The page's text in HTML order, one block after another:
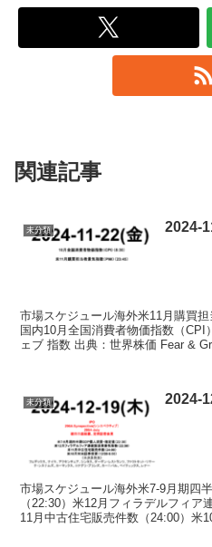
関連記事
未分類 2024-
市場スケジュール海外米11月購買
国内10月全国消費者物価指数（CPI
ェブ 指数 出典：世界株価 Fear &
未分類 2024-
市場スケジュール海外米7-9月期四
（22:30）米12月フィラデルフィ
11月中古住宅販売件数（24:00）米